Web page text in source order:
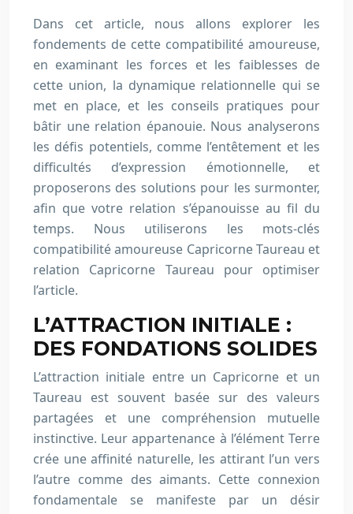
Dans cet article, nous allons explorer les
fondements de cette compatibilité amoureuse,
en examinant les forces et les faiblesses de
cette union, la dynamique relationnelle qui se
met en place, et les conseils pratiques pour
bâtir une relation épanouie. Nous analyserons
les défis potentiels, comme l’entêtement et les
difficultés d’expression émotionnelle, et
proposerons des solutions pour les surmonter,
afin que votre relation s’épanouisse au fil du
temps. Nous utiliserons les mots-clés
compatibilité amoureuse Capricorne Taureau et
relation Capricorne Taureau pour optimiser
l’article.
L’ATTRACTION INITIALE :
DES FONDATIONS SOLIDES
L’attraction initiale entre un Capricorne et un
Taureau est souvent basée sur des valeurs
partagées et une compréhension mutuelle
instinctive. Leur appartenance à l’élément Terre
crée une affinité naturelle, les attirant l’un vers
l’autre comme des aimants. Cette connexion
fondamentale se manifeste par un désir